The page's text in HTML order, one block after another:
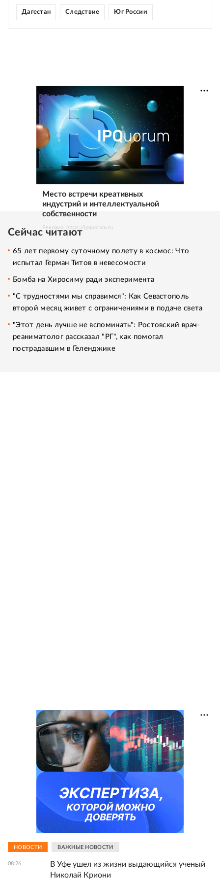
Дагестан Следствие Юг России
Место встречи креативных
индустрий и интеллектуальной
собственности
Реклама. https://ipquorum.ru
Сейчас читают
65 лет первому суточному полету в космос: Что
испытал Герман Титов в невесомости
Бомба на Хиросиму ради эксперимента
"С трудностями мы справимся": Как Севастополь
второй месяц живет с ограничениями в подаче света
"Этот день лучше не вспоминать": Ростовский врач-
реаниматолог рассказал "РГ", как помогал
пострадавшим в Геленджике
НОВОСТИ ВАЖНЫЕ НОВОСТИ
08:26
В Уфе ушел из жизни выдающийся ученый
Николай Криони